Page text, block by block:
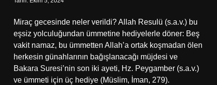
Miraç gecesinde neler verildi? Allah Resulü (s.a.v.) bu
eşsiz yolculuğundan ümmetine hediyelerle döner: Beş
vakit namaz, bu ümmetten Allah’a ortak koşmadan ölen
herkesin günahlarının bağışlanacağı müjdesi ve
Bakara Suresi’nin son iki ayeti, Hz. Peygamber (s.a.v.)
ve ümmeti için üç hediye (Müslim, İman, 279).